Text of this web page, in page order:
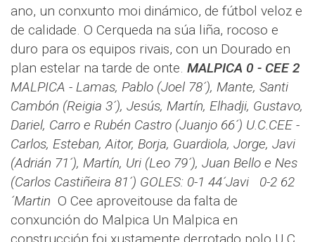
ano, un conxunto moi dinámico, de fútbol veloz e
de calidade. O Cerqueda na súa liña, rocoso e
duro para os equipos rivais, con un Dourado en
plan estelar na tarde de onte. MALPICA 0 - CEE 2
MALPICA - Lamas, Pablo (Joel 78´), Mante, Santi
Cambón (Reigia 3´), Jesús, Martín, Elhadji, Gustavo,
Dariel, Carro e Rubén Castro (Juanjo 66´) U.C.CEE -
Carlos, Esteban, Aitor, Borja, Guardiola, Jorge, Javi
(Adrián 71´), Martín, Uri (Leo 79´), Juan Bello e Nes
(Carlos Castiñeira 81´) GOLES: 0-1 44´Javi 0-2 62
´Martin O Cee aproveitouse da falta de
conxunción do Malpica Un Malpica en